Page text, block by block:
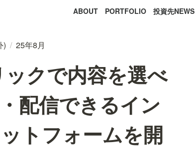
ABOUT PORTFOLIO 投資先NEWS
) / 25年8月
クで内容を選べ
配信できるイン
トフォームを開